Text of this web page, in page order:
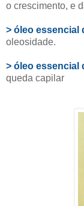
o crescimento, e
> óleo essencial
oleosidade.
> óleo essencial
queda capilar